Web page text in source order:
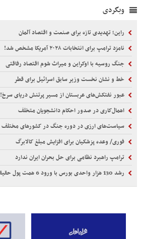
وبگردی
راین؛ تهدیدی تازه برای صنعت و اقتصاد آلمان
نامزد ترامپ برای انتخابات ۲۰۲۸ آمریکا مشخص شد!
جنگ روسیه با اوکراین و میراث شوم اقتصاد رفاقتی
خط و نشان نخست وزیر سابق اسرائیل برای قطر
عبور نفتکش‌های عربستان از مسیر پرتنش دریای سرخ!
اهمال‌کاری در صدور احکام‌ دانشجویان متخلف
سیاست‌های ارزی در دوره جنگ در کشورهای مختلف
فوری/ وعده پزشکیان برای افزایش مبلغ کالابرگ
ترامپ راهبرد نظامی برای حل بحران ایران ندارد
رشد 130 هزار واحدی بورس با ورود 6 همت پول حقیقی